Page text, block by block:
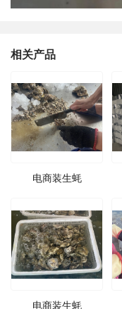
相关产品
电商装生蚝
电商装生蚝